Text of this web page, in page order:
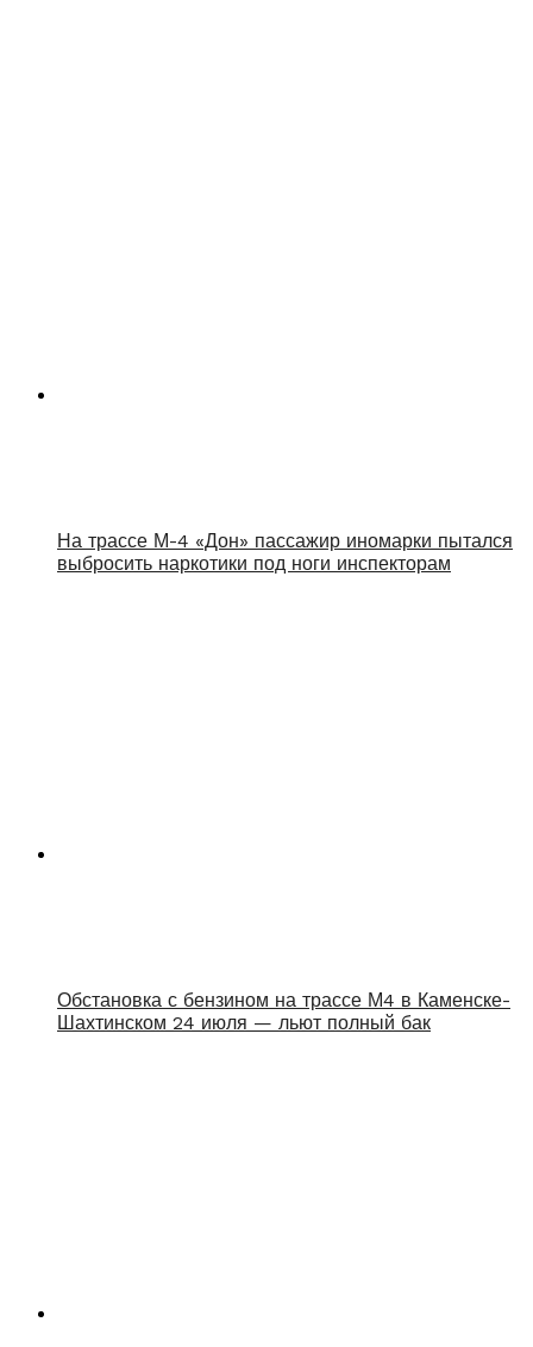
На трассе М-4 «Дон» пассажир иномарки пытался
выбросить наркотики под ноги инспекторам
Обстановка с бензином на трассе М4 в Каменске-
Шахтинском 24 июля — льют полный бак